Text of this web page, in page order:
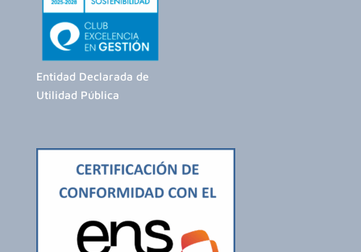
Entidad Declarada de
Utilidad Pública